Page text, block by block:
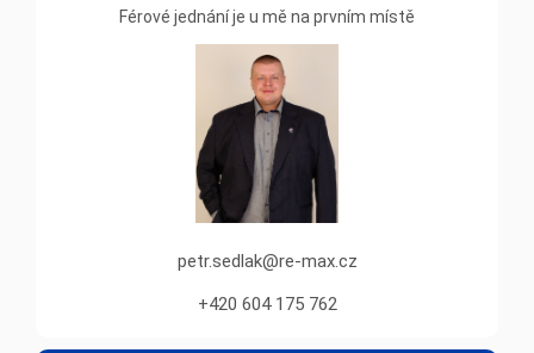
Férové jednání je u mě na prvním místě
petr.sedlak@re-max.cz
+420 604 175 762